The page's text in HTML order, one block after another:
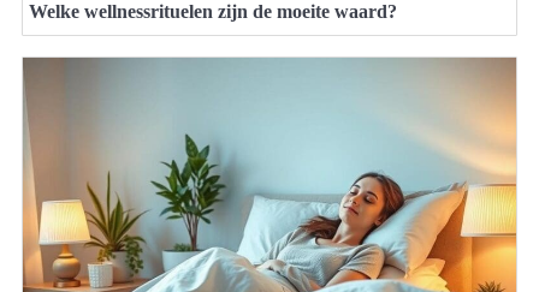
Welke wellnessrituelen zijn de moeite waard?